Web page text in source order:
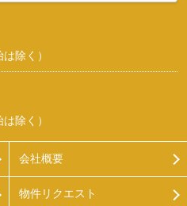
除く）
除く）
会社概要
物件リクエスト